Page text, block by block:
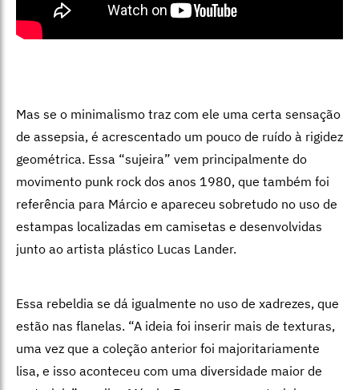
Mas se o minimalismo traz com ele uma certa sensação
de assepsia, é acrescentado um pouco de ruído à rigidez
geométrica. Essa “sujeira” vem principalmente do
movimento punk rock dos anos 1980, que também foi
referência para Márcio e apareceu sobretudo no uso de
estampas localizadas em camisetas e desenvolvidas
junto ao artista plástico Lucas Lander.
Essa rebeldia se dá igualmente no uso de xadrezes, que
estão nas flanelas. “A ideia foi inserir mais de texturas,
uma vez que a coleção anterior foi majoritariamente
lisa, e isso aconteceu com uma diversidade maior de